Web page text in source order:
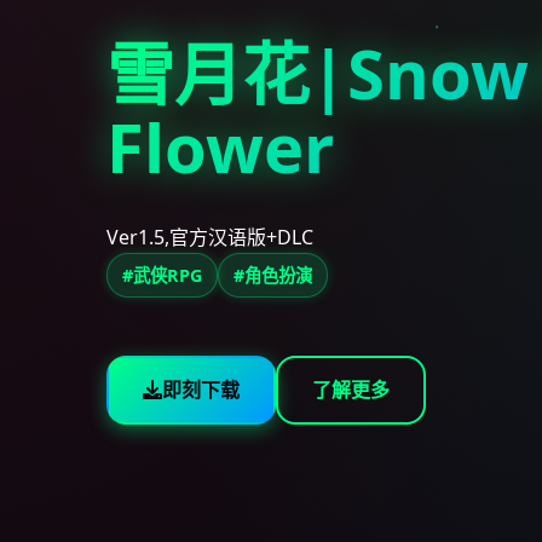
雪月花
Flower
Ver1.5,官方汉语版+DLC
#武侠RPG #角色扮演
即刻下载 了解更多